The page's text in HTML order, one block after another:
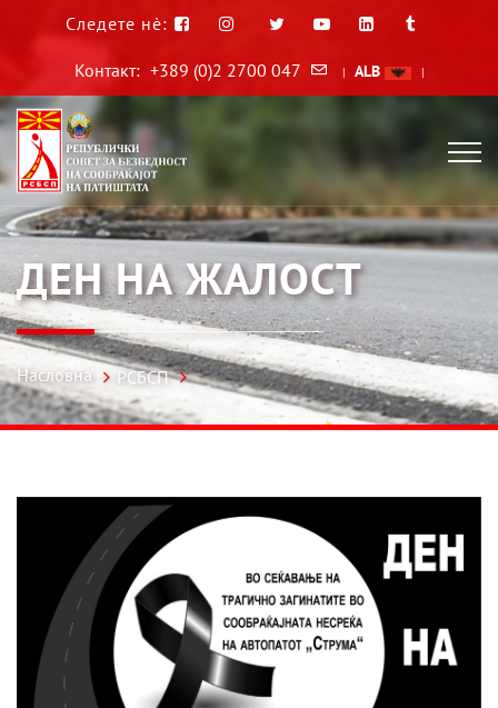
Следете нè:
Контакт: +389 (0)2 2700 047 | ALB |
ДЕН НА ЖАЛОСТ
Насловна РСБСП